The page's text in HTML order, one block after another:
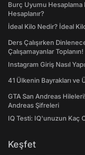
Burç Uyumu Hesaplama
Hesaplanır?
İdeal Kilo Nedir? İdeal
Ders Çalışırken
Çalışamayanlar Toplanın!
Instagram Giriş Nasıl
41 Ülkenin Bayrakları ve
GTA San Andreas
Andreas Şifreleri
IQ Testi: IQ'unuzun Kaç
Keşfet